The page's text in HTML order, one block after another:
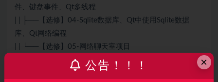
件、键盘事件、Qt多线程
| | ├──【选修】04-Sqlite数据库、Qt中使用Sqlite数据
库、Qt网络编程
| | └──【选修】05-网络聊天室项目
| └──06-选修阶段_文件目录.txt 5.61kb
└──01-学习视频_文件目录.txt 12.97kb
×
公告！！！